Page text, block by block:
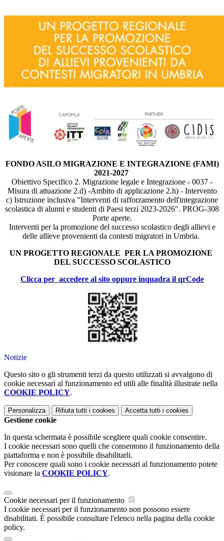
FONDO ASILO MIGRAZIONE E INTEGRAZIONE (FAMI)
2021-2027
Obiettivo Specifico 2. Migrazione legale e Integrazione - 0037 -
Misura di attuazione 2.d) -Ambito di applicazione 2.h) - Intervento
c) Istruzione inclusiva "Interventi di rafforzamento dell'integrazione
scolastica di alunni e studenti di Paesi terzi 2023-2026". PROG-308
Porte aperte.
Interventi per la promozione del successo scolastico degli allievi e
delle allieve provenienti da contesti migratori in Umbria.
UN PROGETTO REGIONALE PER LA PROMOZIONE
DEL SUCCESSO SCOLASTICO
Clicca per accedere al sito oppure inquadra il qrCode
Notizie
Questo sito o gli strumenti terzi da questo utilizzati si avvalgono di
cookie necessari al funzionamento ed utili alle finalità illustrate nella
COOKIE POLICY.
Personalizza Rifiuta tutti i cookies Accetta tutti i cookies
Gestione cookie
In questa schermata è possibile scegliere quali cookie consentire.
I cookie necessari sono quelli che consentono il funzionamento della
piattaforma e non è possibile disabilitarli.
Per conoscere quali sono i cookie necessari al funzionamento potete
visionare la COOKIE POLICY.
Cookie necessari per il funzionamento
I cookie necessari per il funzionamento non possono essere
disabilitati. È possibile consultare l'elenco nella pagina della cookie
policy.